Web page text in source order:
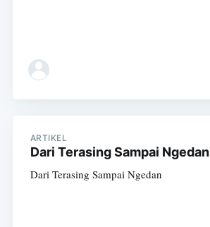
ARTIKEL
Dari Terasing Sampai Ngedan
Dari Terasing Sampai Ngedan